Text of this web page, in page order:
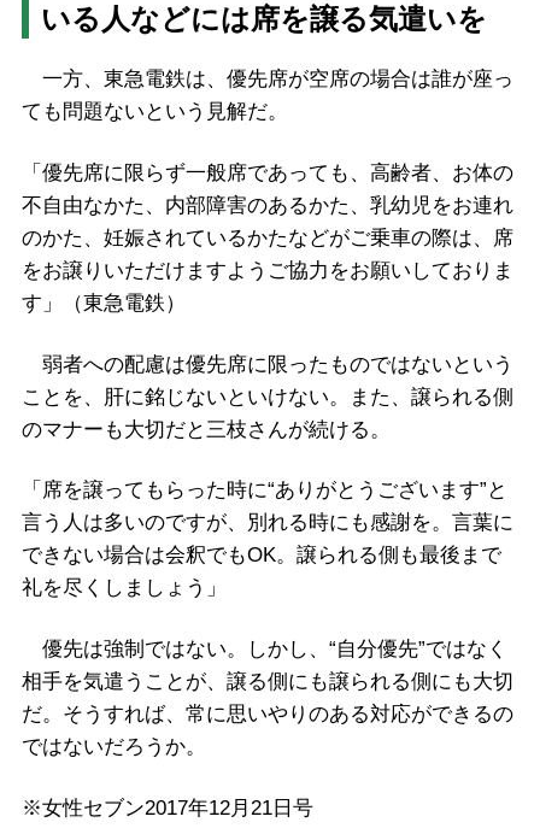
いる人などには席を譲る気遣いを
一方、東急電鉄は、優先席が空席の場合は誰が座っ
ても問題ないという見解だ。
「優先席に限らず一般席であっても、高齢者、お体の
不自由なかた、内部障害のあるかた、乳幼児をお連れ
のかた、妊娠されているかたなどがご乗車の際は、席
をお譲りいただけますようご協力をお願いしておりま
す」（東急電鉄）
弱者への配慮は優先席に限ったものではないという
ことを、肝に銘じないといけない。また、譲られる側
のマナーも大切だと三枝さんが続ける。
「席を譲ってもらった時に“ありがとうございます”と
言う人は多いのですが、別れる時にも感謝を。言葉に
できない場合は会釈でもOK。譲られる側も最後まで
礼を尽くしましょう」
優先は強制ではない。しかし、“自分優先”ではなく
相手を気遣うことが、譲る側にも譲られる側にも大切
だ。そうすれば、常に思いやりのある対応ができるの
ではないだろうか。
※女性セブン2017年12月21日号